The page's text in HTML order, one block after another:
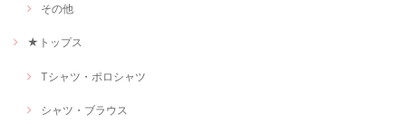
その他
★トップス
Tシャツ・ポロシャツ
シャツ・ブラウス